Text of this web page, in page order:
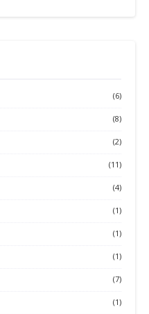
(6)
(8)
(2)
(11)
(4)
(1)
(1)
(1)
(7)
(1)